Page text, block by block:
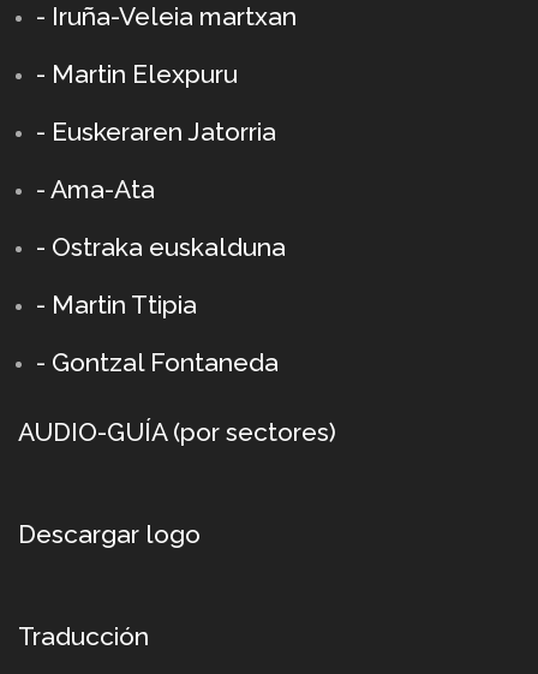
- Iruña-Veleia martxan
- Martin Elexpuru
- Euskeraren Jatorria
- Ama-Ata
- Ostraka euskalduna
- Martin Ttipia
- Gontzal Fontaneda
AUDIO-GUÍA (por sectores)
Descargar logo
Traducción